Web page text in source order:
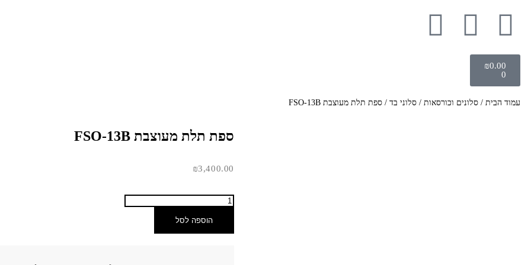
₪0.00
0
עמוד הבית / סלונים וכורסאות / סלוני בד / ספת תלת מעוצבת FSO-13B
ספת תלת מעוצבת FSO-13B
₪3,400.00
הוספה לסל